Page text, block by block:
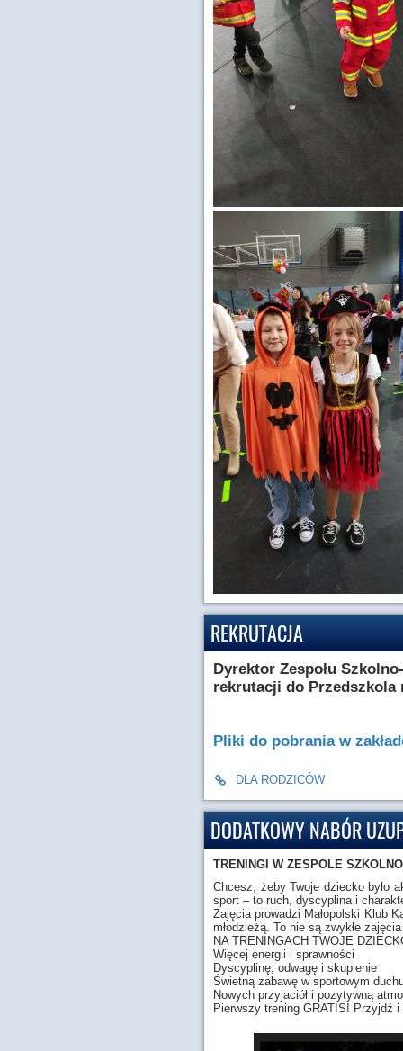
REKRUTACJA
Dyrektor Zespołu
rekrutacji do Przedszkola
Pliki do pobrania w
DLA RODZICÓW
DODATKOWY NABÓR
TRENINGI W ZESPOLE
Chcesz, żeby Twoje dziecko było
sport – to ruch, dyscyplina i
Zajęcia prowadzi Małopolski Klub
młodzieżą. To nie są zwykłe
NA TRENINGACH TWOJE
Więcej energii i sprawności
Dyscyplinę, odwagę i skupienie
Świetną zabawę w sportowym
Nowych przyjaciół i pozytywną
Pierwszy trening GRATIS! Przyjdź